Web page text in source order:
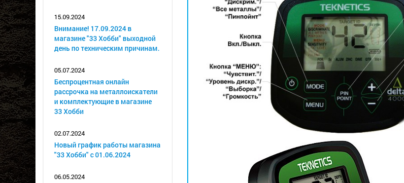
15.09.2024
Внимание! 17.09.2024 в
магазине "33 Хобби" выходной
день по техническим причинам.
05.07.2024
Беспроцентная онлайн
рассрочка на металлоискатели
и комплектующие в магазине
33 Хобби
02.07.2024
Новый график работы магазина
"33 Хобби" с 01.06.2024
06.05.2024